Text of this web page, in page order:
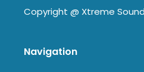
Copyright @ Xtreme Sound
Navigation